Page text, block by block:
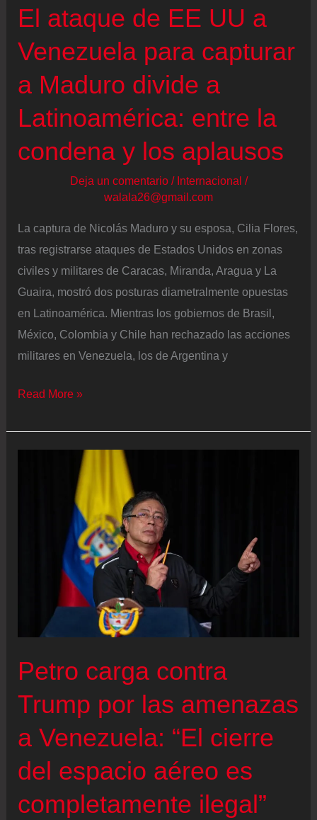
El ataque de EE UU a
Venezuela para capturar
a Maduro divide a
Latinoamérica: entre la
condena y los aplausos
Deja un comentario / Internacional /
walala26@gmail.com
La captura de Nicolás Maduro y su esposa, Cilia Flores,
tras registrarse ataques de Estados Unidos en zonas
civiles y militares de Caracas, Miranda, Aragua y La
Guaira, mostró dos posturas diametralmente opuestas
en Latinoamérica. Mientras los gobiernos de Brasil,
México, Colombia y Chile han rechazado las acciones
militares en Venezuela, los de Argentina y
El
de
Venezuela
divide
Latinoamérica:
la
condena
los
aplausos
Read More »
Petro carga contra
Trump por las amenazas
a Venezuela: “El cierre
del espacio aéreo es
completamente ilegal”